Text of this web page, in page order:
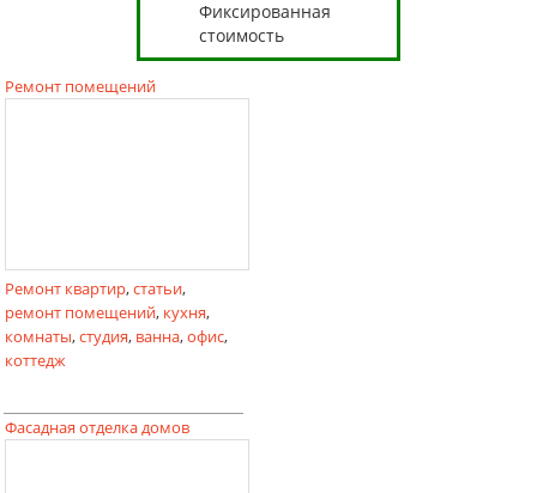
Фиксированная
стоимость
Ремонт помещений
Ремонт квартир,статьи,
ремонт помещений, кухня,
комнаты,студия, ванна,офис,
коттедж
Фасадная отделка домов